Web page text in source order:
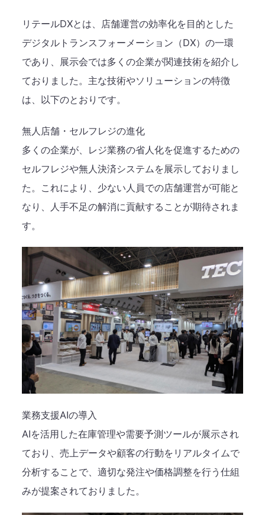
リテールDXとは、店舗運営の効率化を目的とした
デジタルトランスフォーメーション（DX）の一環
であり、展示会では多くの企業が関連技術を紹介し
ておりました。主な技術やソリューションの特徴
は、以下のとおりです。
無人店舗・セルフレジの進化
多くの企業が、レジ業務の省人化を促進するための
セルフレジや無人決済システムを展示しておりまし
た。これにより、少ない人員での店舗運営が可能と
なり、人手不足の解消に貢献することが期待されま
す。
業務支援AIの導入
AIを活用した在庫管理や需要予測ツールが展示され
ており、売上データや顧客の行動をリアルタイムで
分析することで、適切な発注や価格調整を行う仕組
みが提案されておりました。